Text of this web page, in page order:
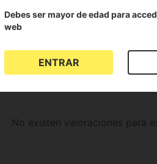
Purple Hindu Kush
Auto
No existen valoraciones para
Debes ser mayor de edad para
web
ENTRAR